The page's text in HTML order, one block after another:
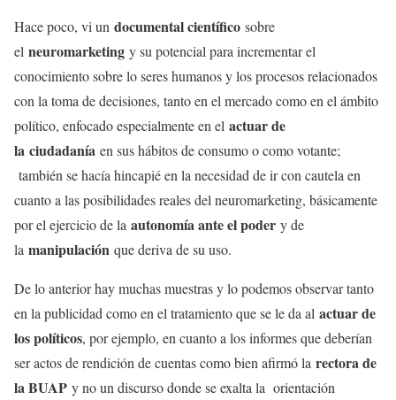
Hace poco, vi un documental científico sobre
el neuromarketing y su potencial para incrementar el
conocimiento sobre lo seres humanos y los procesos relacionados
con la toma de decisiones, tanto en el mercado como en el ámbito
político, enfocado especialmente en el actuar de
la ciudadanía en sus hábitos de consumo o como votante;
también se hacía hincapié en la necesidad de ir con cautela en
cuanto a las posibilidades reales del neuromarketing, básicamente
por el ejercicio de la autonomía ante el poder y de
la manipulación que deriva de su uso.
De lo anterior hay muchas muestras y lo podemos observar tanto
en la publicidad como en el tratamiento que se le da al actuar de
los políticos, por ejemplo, en cuanto a los informes que deberían
ser actos de rendición de cuentas como bien afirmó la rectora de
la BUAP y no un discurso donde se exalta la orientación